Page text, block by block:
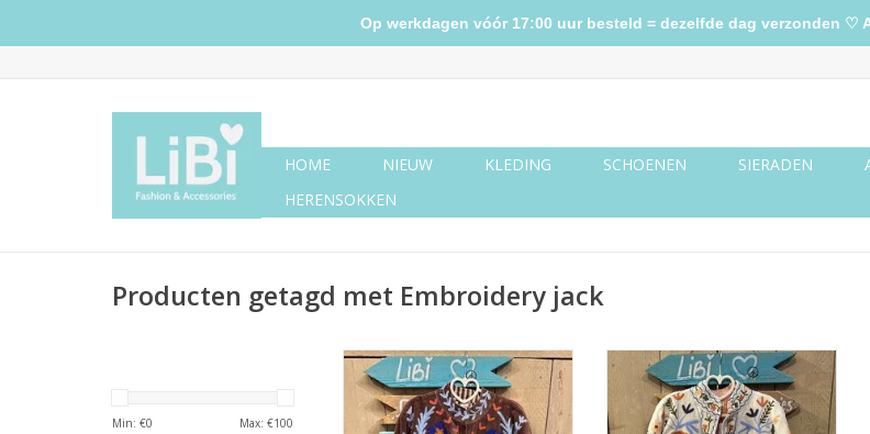
HOME NIEUW KLEDING SCHOENEN SIERADEN
HERENSOKKEN
Producten getagd met Embroidery jack
Min: €0 Max: €100
Suzani velvet jasje – bruin love
Suzani velvet jasje – ecru
bloemen oranje
Op werkdagen vóór 17:00 uur besteld = dezelfde dag verzonden ♡